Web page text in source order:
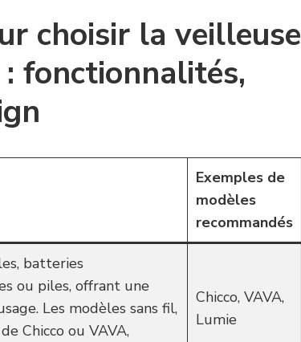
choisir la veilleuse
fonctionnalités,
Exemples de
modèles
recommandés
batteries
ou piles, offrant une
Les modèles sans fil,
Chicco ou VAVA,
Chicco, VAVA,
Lumie